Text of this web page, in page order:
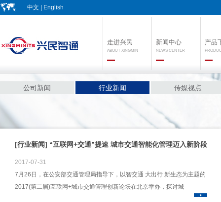
中文 English
走进兴民
ABOUT XINGMIN
新闻中心
NEWS CENTER
产品
公司新闻 行业新闻 传媒视点
[行业新闻] “互联网+交通”提速 城市交通智能化管理迈入新阶段
2017-07-31
7月26日，在公安部交通管理局指导下，以智交通 大出行 新生态为主题的
2017(第二届)互联网+城市交通管理创新论坛在北京举办，探讨城